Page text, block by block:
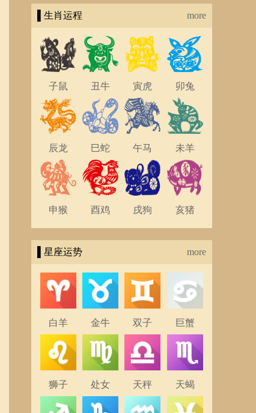
▌生肖运程 more
子鼠 丑牛 寅虎 卯兔
辰龙 巳蛇 午马 未羊
申猴 酉鸡 戌狗 亥猪
▌星座运势 more
白羊 金牛 双子 巨蟹
狮子 处女 天秤 天蝎